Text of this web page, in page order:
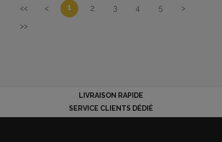
<< < 1 2 3 4 5
>
>>
LIVRAISON RAPIDE
SERVICE CLIENTS DÉDIÉ